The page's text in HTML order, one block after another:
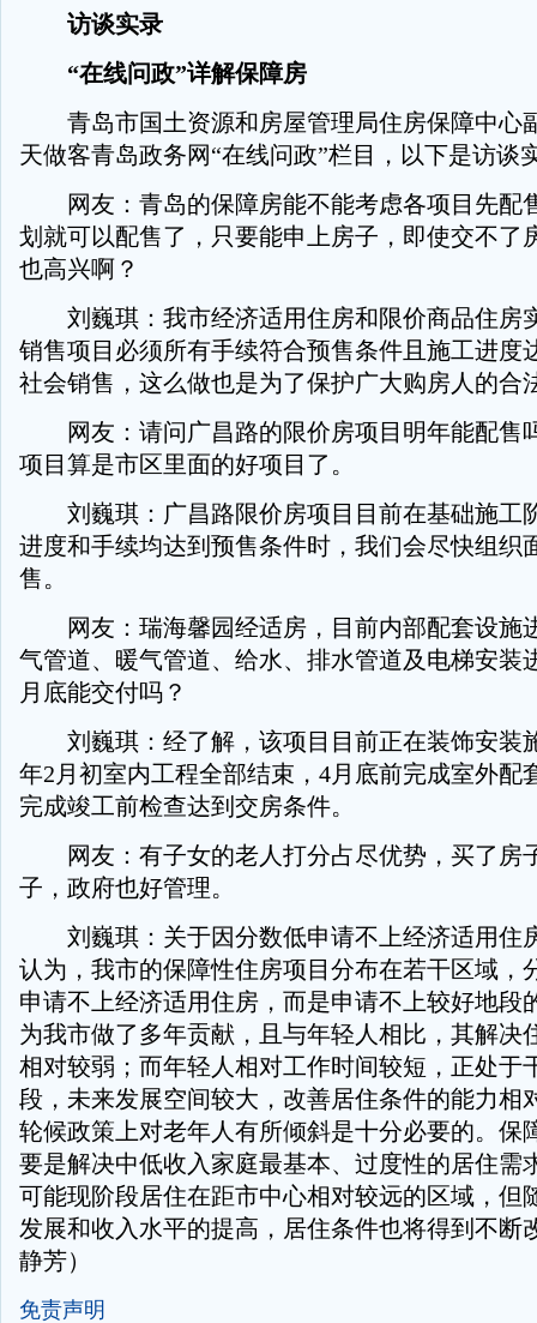
访谈实录
“在线问政”详解保障房
青岛市国土资源和房屋管理局住房保障中心
天做客青岛政务网“在线问政”栏目，以下是访谈
网友：青岛的保障房能不能考虑各项目先配
划就可以配售了，只要能申上房子，即使交不了
也高兴啊？
刘巍琪：我市经济适用住房和限价商品住房
销售项目必须所有手续符合预售条件且施工进度
社会销售，这么做也是为了保护广大购房人的合
网友：请问广昌路的限价房项目明年能配售
项目算是市区里面的好项目了。
刘巍琪：广昌路限价房项目目前在基础施工
进度和手续均达到预售条件时，我们会尽快组织
售。
网友：瑞海馨园经适房，目前内部配套设施
气管道、暖气管道、给水、排水管道及电梯安装
月底能交付吗？
刘巍琪：经了解，该项目目前正在装饰安装
年2月初室内工程全部结束，4月底前完成室外配
完成竣工前检查达到交房条件。
网友：有子女的老人打分占尽优势，买了房
子，政府也好管理。
刘巍琪：关于因分数低申请不上经济适用住
认为，我市的保障性住房项目分布在若干区域，
申请不上经济适用住房，而是申请不上较好地段
为我市做了多年贡献，且与年轻人相比，其解决
相对较弱；而年轻人相对工作时间较短，正处于
段，未来发展空间较大，改善居住条件的能力相
轮候政策上对老年人有所倾斜是十分必要的。保
要是解决中低收入家庭最基本、过度性的居住需
可能现阶段居住在距市中心相对较远的区域，但
发展和收入水平的提高，居住条件也将得到不断
静芳）
免责声明